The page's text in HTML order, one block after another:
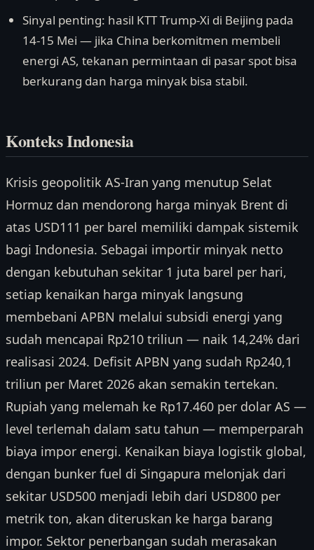
Sinyal penting: hasil KTT Trump-Xi di Beijing pada
14-15 Mei — jika China berkomitmen membeli
energi AS, tekanan permintaan di pasar spot bisa
berkurang dan harga minyak bisa stabil.
Konteks Indonesia
Krisis geopolitik AS-Iran yang menutup Selat
Hormuz dan mendorong harga minyak Brent di
atas USD111 per barel memiliki dampak sistemik
bagi Indonesia. Sebagai importir minyak netto
dengan kebutuhan sekitar 1 juta barel per hari,
setiap kenaikan harga minyak langsung
membebani APBN melalui subsidi energi yang
sudah mencapai Rp210 triliun — naik 14,24% dari
realisasi 2024. Defisit APBN yang sudah Rp240,1
triliun per Maret 2026 akan semakin tertekan.
Rupiah yang melemah ke Rp17.460 per dolar AS —
level terlemah dalam satu tahun — memperparah
biaya impor energi. Kenaikan biaya logistik global,
dengan bunker fuel di Singapura melonjak dari
sekitar USD500 menjadi lebih dari USD800 per
metrik ton, akan diteruskan ke harga barang
impor. Sektor penerbangan sudah merasakan